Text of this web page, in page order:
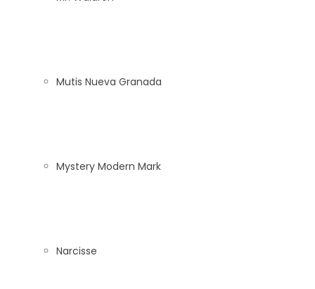
Mutis Nueva Granada
Mystery Modern Mark
Narcisse